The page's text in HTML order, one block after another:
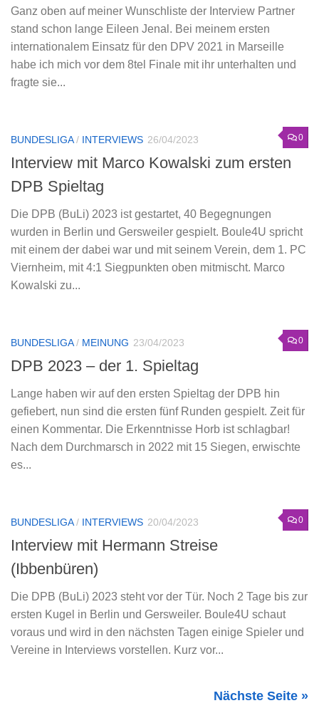
Ganz oben auf meiner Wunschliste der Interview Partner
stand schon lange Eileen Jenal. Bei meinem ersten
internationalem Einsatz für den DPV 2021 in Marseille
habe ich mich vor dem 8tel Finale mit ihr unterhalten und
fragte sie...
0
BUNDESLIGA/ INTERVIEWS 26/04/2023
Interview mit Marco Kowalski zum ersten
DPB Spieltag
Die DPB (BuLi) 2023 ist gestartet, 40 Begegnungen
wurden in Berlin und Gersweiler gespielt. Boule4U spricht
mit einem der dabei war und mit seinem Verein, dem 1. PC
Viernheim, mit 4:1 Siegpunkten oben mitmischt. Marco
Kowalski zu...
0
BUNDESLIGA/ MEINUNG 23/04/2023
DPB 2023 – der 1. Spieltag
Lange haben wir auf den ersten Spieltag der DPB hin
gefiebert, nun sind die ersten fünf Runden gespielt. Zeit für
einen Kommentar. Die Erkenntnisse Horb ist schlagbar!
Nach dem Durchmarsch in 2022 mit 15 Siegen, erwischte
es...
0
BUNDESLIGA/ INTERVIEWS 20/04/2023
Interview mit Hermann Streise
(Ibbenbüren)
Die DPB (BuLi) 2023 steht vor der Tür. Noch 2 Tage bis zur
ersten Kugel in Berlin und Gersweiler. Boule4U schaut
voraus und wird in den nächsten Tagen einige Spieler und
Vereine in Interviews vorstellen. Kurz vor...
Nächste Seite »